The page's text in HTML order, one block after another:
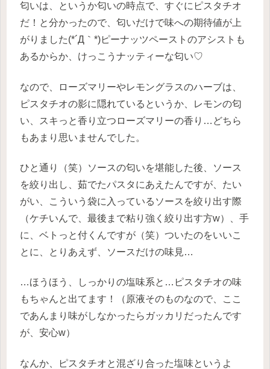
匂いは、というか匂いの時点で、すぐにピスタチオ
だ！と分かったので、匂いだけで味への期待値が上
がりました(*´Д｀*)ピーナッツペーストのアシストも
あるからか、けっこうナッティーな匂い♡
なので、ローズマリーやレモングラスのハーブは、
ピスタチオの影に隠れているというか、レモンの匂
い、スキっと香り立つローズマリーの香り…どちら
もあまり思いませんでした。
ひと通り（笑）ソースの匂いを堪能した後、ソース
を絞り出し、茹でたパスタにあえたんですが、たい
がい、こういう袋に入っているソースを絞り出す際
（ケチいんで、最後まで粘り強く絞り出す方w）、手
に、ベトっと付くんですが（笑）ついたのをいいこ
とに、とりあえず、ソースだけの味見…
…ほうほう、しっかりの塩味系と…ピスタチオの味
もちゃんと出てます！（原液そのものなので、ここ
であんまり味がしなかったらガッカリだったんです
が、安心w）
なんか、ピスタチオと混ざり合った塩味というよ